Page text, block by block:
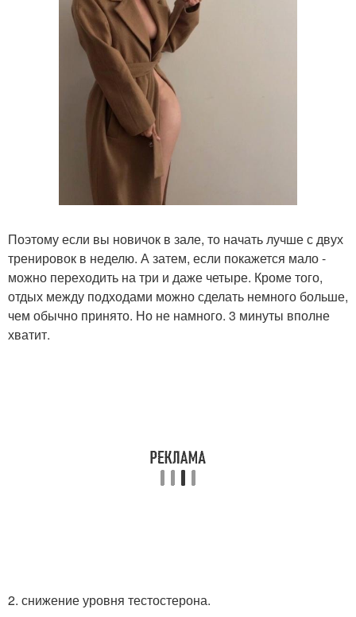
Поэтому если вы новичок в зале, то начать лучше с двух
тренировок в неделю. А затем, если покажется мало -
можно переходить на три и даже четыре. Кроме того,
отдых между подходами можно сделать немного больше,
чем обычно принято. Но не намного. 3 минуты вполне
хватит.
2. снижение уровня тестостерона.